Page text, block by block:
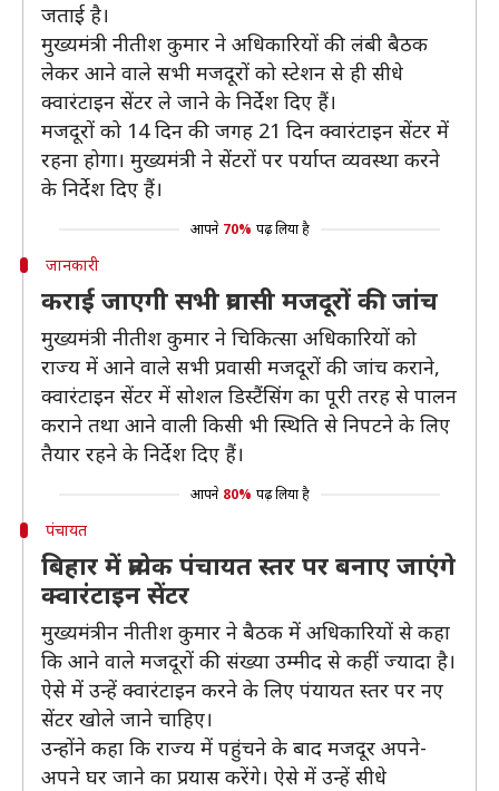
जताई है।
मुख्यमंत्री नीतीश कुमार ने अधिकारियों की लंबी बैठक
लेकर आने वाले सभी मजदूरों को स्टेशन से ही सीधे
क्वारंटाइन सेंटर ले जाने के निर्देश दिए हैं।
मजदूरों को 14 दिन की जगह 21 दिन क्वारंटाइन सेंटर में
रहना होगा। मुख्यमंत्री ने सेंटरों पर पर्याप्त व्यवस्था करने
के निर्देश दिए हैं।
आपने 70% पढ़ लिया है
जानकारी
कराई जाएगी सभी प्रवासी मजदूरों की जांच
मुख्यमंत्री नीतीश कुमार ने चिकित्सा अधिकारियों को
राज्य में आने वाले सभी प्रवासी मजदूरों की जांच कराने,
क्वारंटाइन सेंटर में सोशल डिस्टैंसिंग का पूरी तरह से पालन
कराने तथा आने वाली किसी भी स्थिति से निपटने के लिए
तैयार रहने के निर्देश दिए हैं।
आपने 80% पढ़ लिया है
पंचायत
बिहार में प्रत्येक पंचायत स्तर पर बनाए जाएंगे
क्वारंटाइन सेंटर
मुख्यमंत्रीन नीतीश कुमार ने बैठक में अधिकारियों से कहा
कि आने वाले मजदूरों की संख्या उम्मीद से कहीं ज्यादा है।
ऐसे में उन्हें क्वारंटाइन करने के लिए पंयायत स्तर पर नए
सेंटर खोले जाने चाहिए।
उन्होंने कहा कि राज्य में पहुंचने के बाद मजदूर अपने-
अपने घर जाने का प्रयास करेंगे। ऐसे में उन्हें सीधे